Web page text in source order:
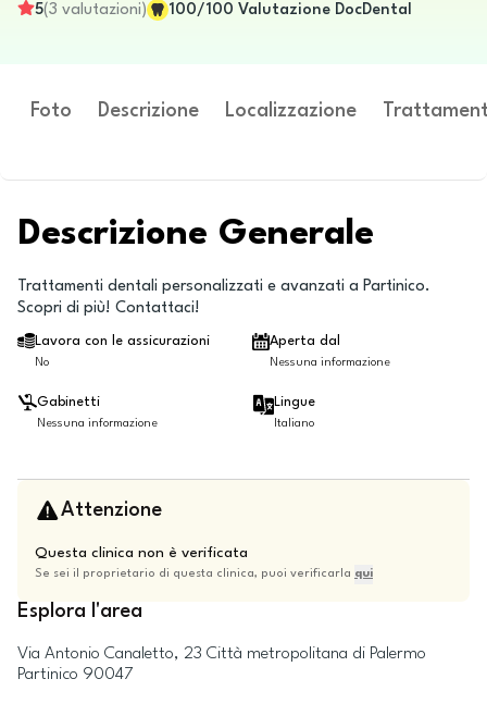
5(3 valutazioni) 100/100 Valutazione DocDental
Foto Descrizione Localizzazione
Descrizione Generale
Trattamenti dentali personalizzati e avanzati a Partinico.
Scopri di più! Contattaci!
Lavora con le assicurazioni
No
Aperta dal
Nessuna informazione
Gabinetti
Nessuna informazione
Lingue
Italiano
Attenzione
Questa clinica non è verificata
Se sei il proprietario di questa clinica, puoi verificarla qui
Esplora l'area
Via Antonio Canaletto, 23 Città metropolitana di Palermo
Partinico 90047